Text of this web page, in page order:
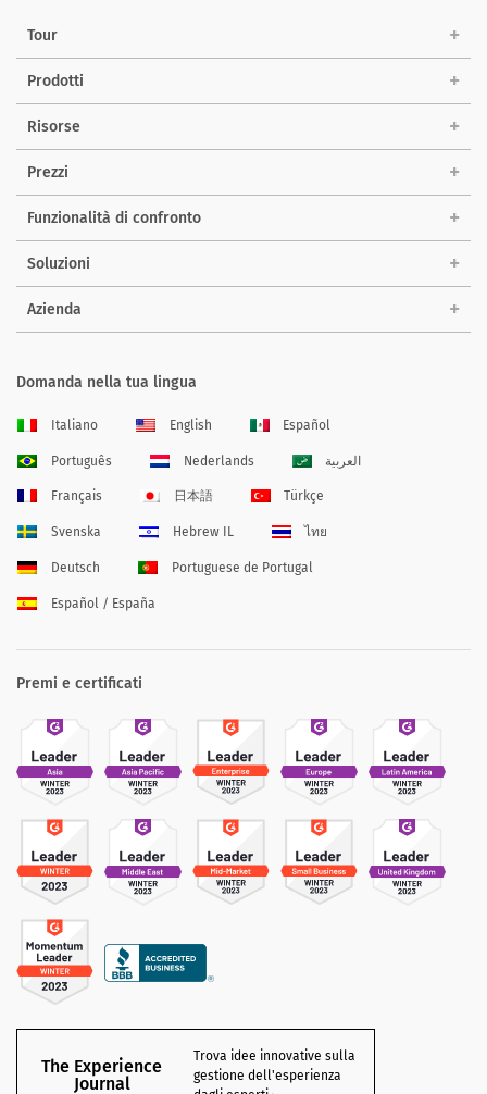
Tour
Prodotti
Risorse
Prezzi
Funzionalità di confronto
Soluzioni
Azienda
Domanda nella tua lingua
Italiano English Español
Português Nederlands العربية
Français 日本語 Türkçe
Svenska Hebrew IL ไทย
Deutsch Portuguese de Portugal
Español / España
Premi e certificati
The Experience
Journal
Trova idee innovative sulla
gestione dell'esperienza